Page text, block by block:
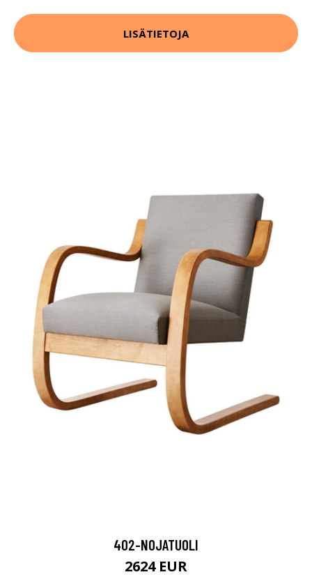
LISÄTIETOJA
402-NOJATUOLI
2624 EUR